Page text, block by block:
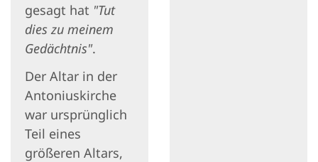
gesagt hat "Tut
dies zu meinem
Gedächtnis".
Der Altar in der
Antoniuskirche
war ursprünglich
Teil eines
größeren Altars,